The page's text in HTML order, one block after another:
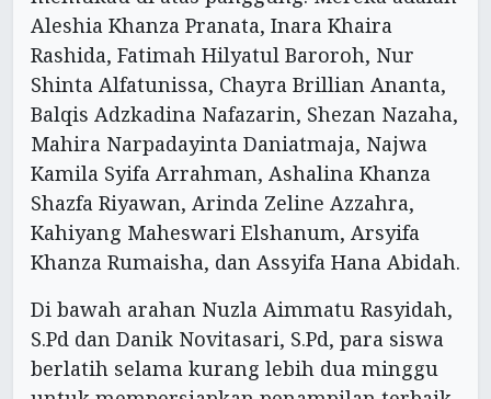
Aleshia Khanza Pranata, Inara Khaira
Rashida, Fatimah Hilyatul Baroroh, Nur
Shinta Alfatunissa, Chayra Brillian Ananta,
Balqis Adzkadina Nafazarin, Shezan Nazaha,
Mahira Narpadayinta Daniatmaja, Najwa
Kamila Syifa Arrahman, Ashalina Khanza
Shazfa Riyawan, Arinda Zeline Azzahra,
Kahiyang Maheswari Elshanum, Arsyifa
Khanza Rumaisha, dan Assyifa Hana Abidah.
Di bawah arahan Nuzla Aimmatu Rasyidah,
S.Pd dan Danik Novitasari, S.Pd, para siswa
berlatih selama kurang lebih dua minggu